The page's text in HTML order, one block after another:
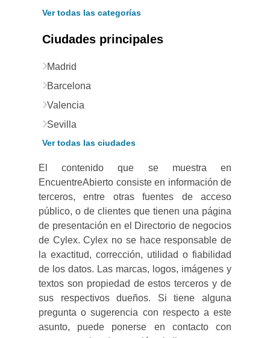
Ver todas las categorías
Ciudades principales
Madrid
Barcelona
Valencia
Sevilla
Ver todas las ciudades
El contenido que se muestra en
EncuentreAbierto consiste en información de
terceros, entre otras fuentes de acceso
público, o de clientes que tienen una página
de presentación en el Directorio de negocios
de Cylex. Cylex no se hace responsable de
la exactitud, corrección, utilidad o fiabilidad
de los datos. Las marcas, logos, imágenes y
textos son propiedad de estos terceros y de
sus respectivos dueños. Si tiene alguna
pregunta o sugerencia con respecto a este
asunto, puede ponerse en contacto con